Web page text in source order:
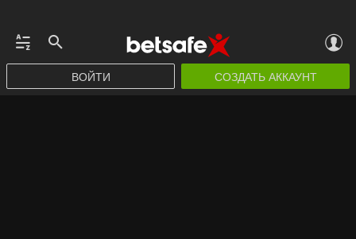
ВОЙТИ СОЗДАТЬ АККАУНТ